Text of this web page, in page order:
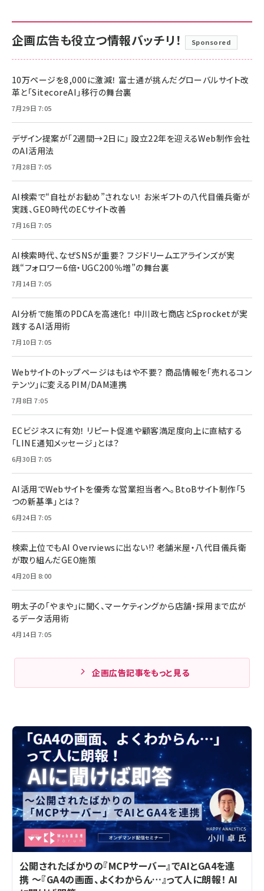
企画広告も役立つ情報バッチリ！ Sponsored
10万ページを8,000に激減！ 富士通が挑んだグローバルサイト改
革と「SitecoreAI」移行の舞台裏
7月29日 7:05
デザイン提案が「2週間→2日に」 設立22年を迎えるWeb制作会社
のAI活用法
7月28日 7:05
AI検索で“自社がお勧め”されない！ お米ギフトの八代目儀兵衛が
実践、GEO時代のECサイト改善
7月16日 7:05
AI検索時代、なぜSNSが重要？ フジドリームエアラインズが実
践“フォロワー6倍・UGC200％増”の舞台裏
7月14日 7:05
AI分析で施策のPDCAを高速化！ 中川政七商店とSprocketが実
践するAI活用術
7月10日 7:05
Webサイトのトップページはもはや不要？ 商品情報を「売れるコン
テンツ」に変えるPIM/DAM連携
7月8日 7:05
ECビジネスに有効！ リピート促進や顧客満足度向上に直結する
「LINE通知メッセージ」とは？
6月30日 7:05
AI活用でWebサイトを優秀な営業担当者へ。BtoBサイト制作「5
つの新基準」とは？
6月24日 7:05
検索上位でもAI Overviewsに出ない!? 老舗米屋・八代目儀兵衛
が取り組んだGEO施策
4月20日 8:00
明太子の「やまや」に聞く、マーケティングから店舗・採用まで広が
るデータ活用術
4月14日 7:05
企画広告記事をもっと見る
公開されたばかりの『MCPサーバー』でAIとGA4を連
携 ～『GA4の画面、よくわからん…』って人に朗報！ AI